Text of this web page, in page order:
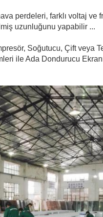
perdeleri, farklı voltaj ve
uzunluğunu yapabilir ...
Soğutucu, Çift veya
ile Ada Dondurucu